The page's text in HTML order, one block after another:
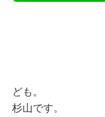
ども。
杉山です。